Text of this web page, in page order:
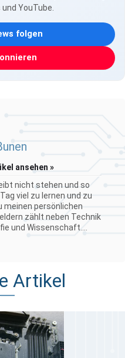
YouTube.
folgen
ansehen »
nicht stehen und so
viel zu lernen und zu
meinen persönlichen
zählt neben Technik
und Wissenschaft....
Artikel